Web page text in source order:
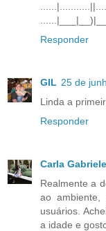
Responder
GIL 25 de
Linda a
Responder
Carla
Realmente a
ao ambiente,
usuários.
a idade e